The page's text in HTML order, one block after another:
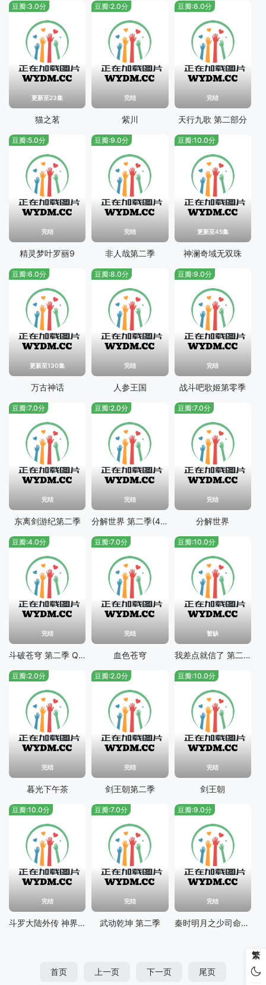
更新至23集
豆瓣:3.0分
猫之茗
完结
豆瓣:2.0分
紫川
完结
豆瓣:6.0分
天行九歌 第二部分
完结
豆瓣:5.0分
精灵梦叶罗丽9
完结
豆瓣:9.0分
非人哉第二季
更新至45集
豆瓣:10.0分
神澜奇域无双珠
更新至130集
豆瓣:6.0分
万古神话
完结
豆瓣:8.0分
人参王国
完结
豆瓣:9.0分
战斗吧歌姬第零季
完结
豆瓣:7.0分
东离剑游纪第二季
完结
豆瓣:2.0分
分解世界 第二季(49%的灵魂)
完结
豆瓣:7.0分
分解世界
完结
豆瓣:4.0分
斗破苍穹 第二季 Q版小剧场
完结
豆瓣:7.0分
血色苍穹
暂缺
豆瓣:10.0分
我差点就信了 第二季
完结
豆瓣:2.0分
暮光下午茶
完结
豆瓣:2.0分
剑王朝第二季
完结
豆瓣:10.0分
剑王朝
完结
豆瓣:10.0分
斗罗大陆外传 神界传说
完结
豆瓣:7.0分
武动乾坤 第二季
完结
豆瓣:9.0分
秦时明月之少司命特别篇 罗生堂下
首页 上一页 下一页 尾页
繁